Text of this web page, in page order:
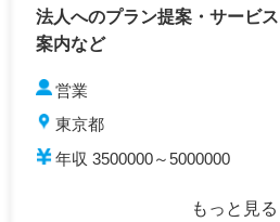
法人へのプラン提案・サービス
案内など
営業
東京都
年収 3500000～5000000
もっと見る